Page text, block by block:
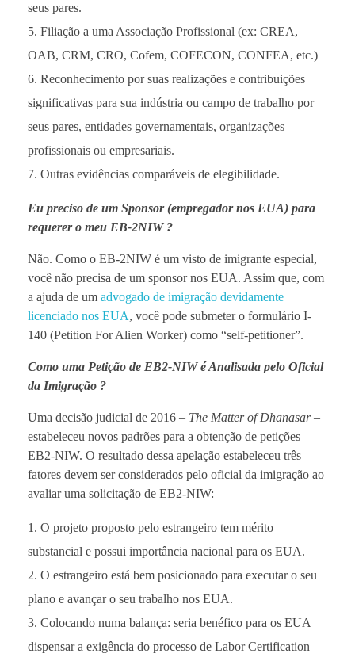
seus pares.
Filiação a uma Associação Profissional (ex: CREA,
OAB, CRM, CRO, Cofem, COFECON, CONFEA, etc.)
Reconhecimento por suas realizações e contribuições
significativas para sua indústria ou campo de trabalho por
seus pares, entidades governamentais, organizações
profissionais ou empresariais.
Outras evidências comparáveis de elegibilidade.
Eu preciso de um Sponsor (empregador nos EUA) para
requerer o meu EB-2NIW ?
Não. Como o EB-2NIW é um visto de imigrante especial,
você não precisa de um sponsor nos EUA. Assim que, com
a ajuda de um advogado de imigração devidamente
licenciado nos EUA, você pode submeter o formulário I-
140 (Petition For Alien Worker) como “self-petitioner”.
Como uma Petição de EB2-NIW é Analisada pelo Oficial
da Imigração ?
Uma decisão judicial de 2016 – The Matter of Dhanasar–
estabeleceu novos padrões para a obtenção de petições
EB2-NIW. O resultado dessa apelação estabeleceu três
fatores devem ser considerados pelo oficial da imigração ao
avaliar uma solicitação de EB2-NIW:
O projeto proposto pelo estrangeiro tem mérito
substancial e possui importância nacional para os EUA.
O estrangeiro está bem posicionado para executar o seu
plano e avançar o seu trabalho nos EUA.
Colocando numa balança: seria benéfico para os EUA
dispensar a exigência do processo de Labor Certification